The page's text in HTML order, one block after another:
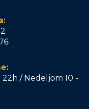
/ Nedeljom 10 -